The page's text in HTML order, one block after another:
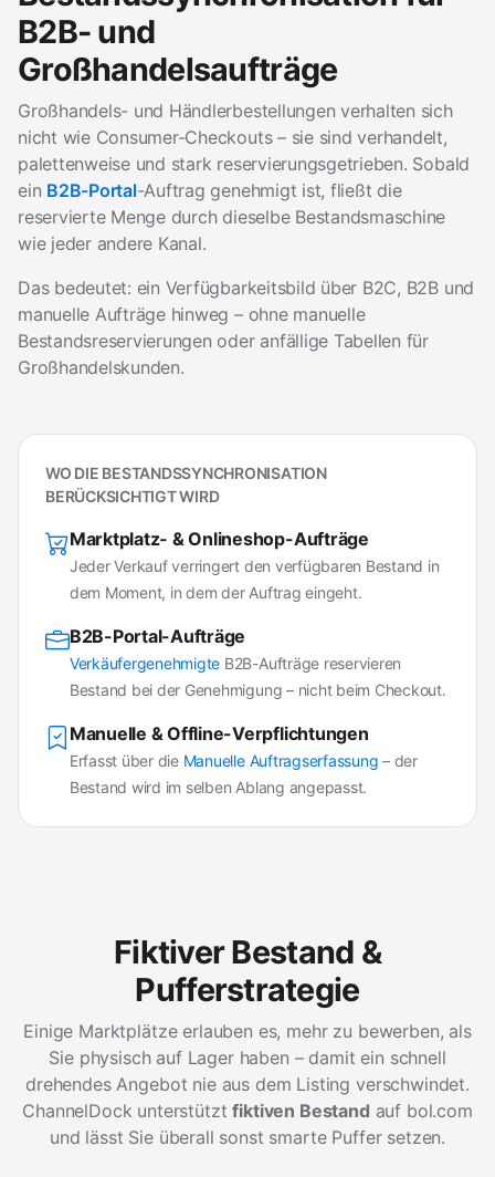
B2B- und
Großhandelsaufträge
Großhandels- und Händlerbestellungen verhalten sich
nicht wie Consumer-Checkouts – sie sind verhandelt,
palettenweise und stark reservierungsgetrieben. Sobald
ein B2B-Portal-Auftrag genehmigt ist, fließt die
reservierte Menge durch dieselbe Bestandsmaschine
wie jeder andere Kanal.
Das bedeutet: ein Verfügbarkeitsbild über B2C, B2B und
manuelle Aufträge hinweg – ohne manuelle
Bestandsreservierungen oder anfällige Tabellen für
Großhandelskunden.
WO DIE BESTANDSSYNCHRONISATION
BERÜCKSICHTIGT WIRD
Marktplatz- & Onlineshop-Aufträge
Jeder Verkauf verringert den verfügbaren Bestand in
dem Moment, in dem der Auftrag eingeht.
B2B-Portal-Aufträge
Verkäufergenehmigte B2B-Aufträge reservieren
Bestand bei der Genehmigung – nicht beim Checkout.
Manuelle & Offline-Verpflichtungen
Erfasst über die Manuelle Auftragserfassung – der
Bestand wird im selben Ablang angepasst.
Fiktiver Bestand &
Pufferstrategie
Einige Marktplätze erlauben es, mehr zu bewerben, als
Sie physisch auf Lager haben – damit ein schnell
drehendes Angebot nie aus dem Listing verschwindet.
ChannelDock unterstütztfiktiven Bestand auf bol.com
und lässt Sie überall sonst smarte Puffer setzen.